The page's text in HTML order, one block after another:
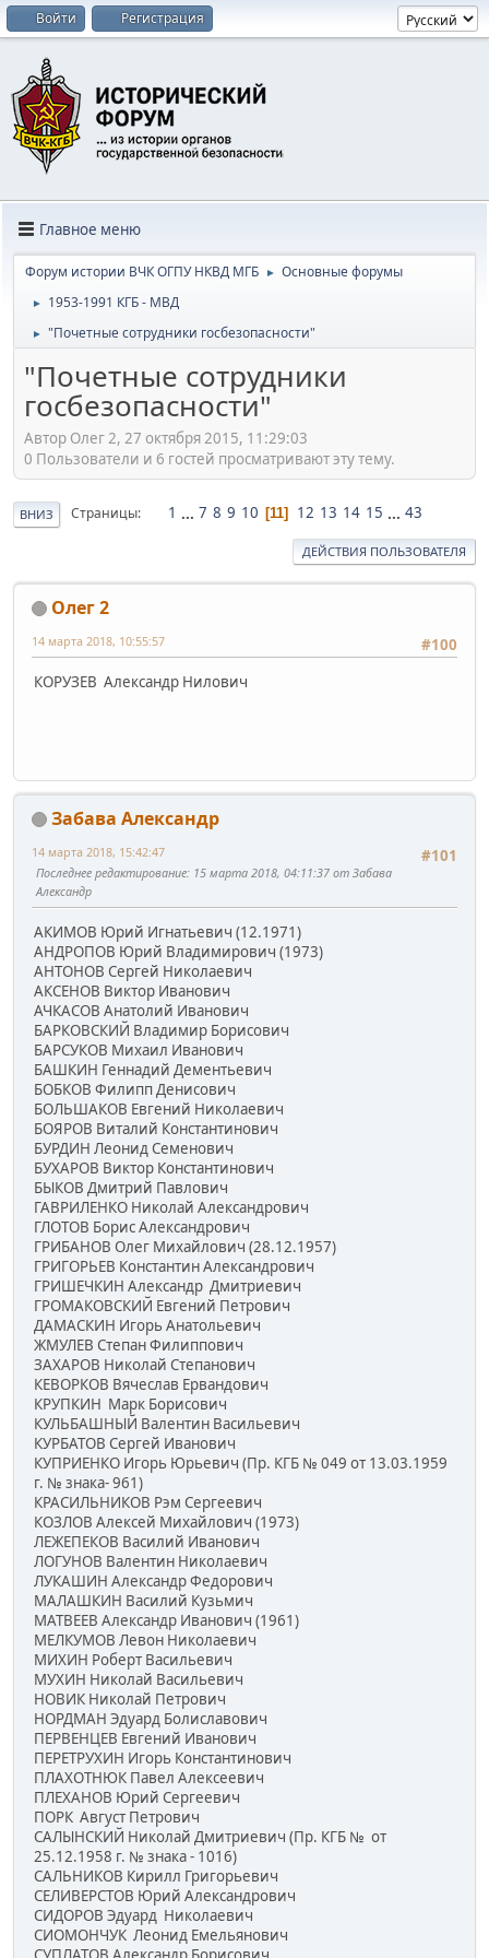
Войти Регистрация
Главное меню
Форум истории ВЧК ОГПУ НКВД МГБ ► Основные форумы
► 1953-1991 КГБ - МВД
► "Почетные сотрудники госбезопасности"
"Почетные сотрудники
госбезопасности"
Автор Олег 2, 27 октября 2015, 11:29:03
0 Пользователи и 6 гостей просматривают эту тему.
ВНИЗ Страницы 1 ... 7 8 9 10 11 12 13 14 15 ... 43
ДЕЙСТВИЯ ПОЛЬЗОВАТЕЛЯ
Олег 2
#100
14 марта 2018, 10:55:57
КОРУЗЕВ Александр Нилович
Забава Александр
#101
14 марта 2018, 15:42:47
Последнее редактирование: 15 марта 2018, 04:11:37 от Забава
Александр
АКИМОВ Юрий Игнатьевич (12.1971)
АНДРОПОВ Юрий Владимирович (1973)
АНТОНОВ Сергей Николаевич
АКСЕНОВ Виктор Иванович
АЧКАСОВ Анатолий Иванович
БАРКОВСКИЙ Владимир Борисович
БАРСУКОВ Михаил Иванович
БАШКИН Геннадий Дементьевич
БОБКОВ Филипп Денисович
БОЛЬШАКОВ Евгений Николаевич
БОЯРОВ Виталий Константинович
БУРДИН Леонид Семенович
БУХАРОВ Виктор Константинович
БЫКОВ Дмитрий Павлович
ГАВРИЛЕНКО Николай Александрович
ГЛОТОВ Борис Александрович
ГРИБАНОВ Олег Михайлович (28.12.1957)
ГРИГОРЬЕВ Константин Александрович
ГРИШЕЧКИН Александр Дмитриевич
ГРОМАКОВСКИЙ Евгений Петрович
ДАМАСКИН Игорь Анатольевич
ЖМУЛЕВ Степан Филиппович
ЗАХАРОВ Николай Степанович
КЕВОРКОВ Вячеслав Ервандович
КРУПКИН Марк Борисович
КУЛЬБАШНЫЙ Валентин Васильевич
КУРБАТОВ Сергей Иванович
КУПРИЕНКО Игорь Юрьевич (Пр. КГБ № 049 от 13.03.1959
г. № знака- 961)
КРАСИЛЬНИКОВ Рэм Сергеевич
КОЗЛОВ Алексей Михайлович (1973)
ЛЕЖЕПЕКОВ Василий Иванович
ЛОГУНОВ Валентин Николаевич
ЛУКАШИН Александр Федорович
МАЛАШКИН Василий Кузьмич
МАТВЕЕВ Александр Иванович (1961)
МЕЛКУМОВ Левон Николаевич
МИХИН Роберт Васильевич
МУХИН Николай Васильевич
НОВИК Николай Петрович
НОРДМАН Эдуард Болиславович
ПЕРВЕНЦЕВ Евгений Иванович
ПЕРЕТРУХИН Игорь Константинович
ПЛАХОТНЮК Павел Алексеевич
ПЛЕХАНОВ Юрий Сергеевич
ПОРК Август Петрович
САЛЫНСКИЙ Николай Дмитриевич (Пр. КГБ № от
25.12.1958 г. № знака - 1016)
САЛЬНИКОВ Кирилл Григорьевич
СЕЛИВЕРСТОВ Юрий Александрович
СИДОРОВ Эдуард Николаевич
СИОМОНЧУК Леонид Емельянович